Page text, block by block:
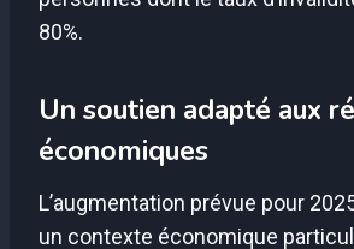
80%.
Un soutien adapté aux
économiques
L’augmentation prévue pour
un contexte économique